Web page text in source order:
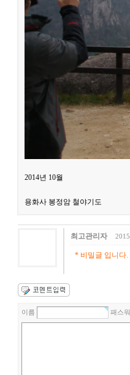
2014년 10월
용화사 봉정암 철야기도
최고관리자
* 비밀글 입니다.
이름 패스